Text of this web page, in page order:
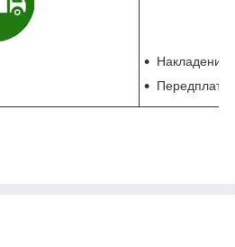
Накладений
Передплата